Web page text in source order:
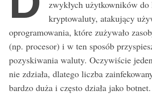
zwykłych użytkowników do
kryptowaluty, atakujący
oprogramowania, które zużywało
(np. procesor) i w ten sposób
pozyskiwania waluty. Oczywiście
nie zdziała, dlatego liczba
bardzo duża i często działa jako botnet.